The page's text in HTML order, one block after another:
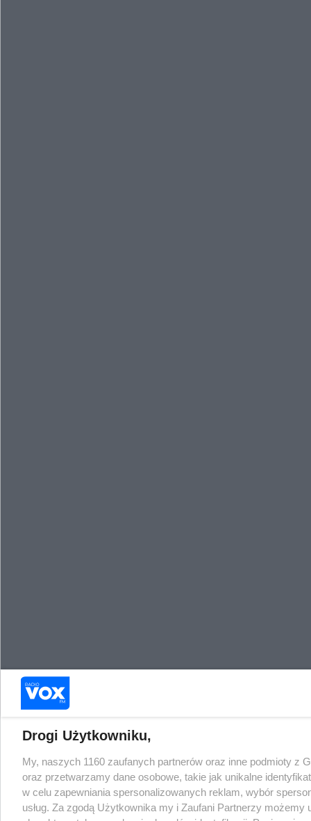
Drogi Użytkowniku,
My, naszych 1160 zaufanych partnerów oraz inne podmioty z
oraz przetwarzamy dane osobowe, takie jak unikalne
w celu zapewniania spersonalizowanych reklam, wybór
usług. Za zgodą Użytkownika my i Zaufani Partnerzy